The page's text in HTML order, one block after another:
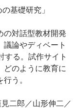
基礎研究」
の対話型教材開発
論やディベート
する。試作サイト
どのように教育に
う。
二郎／山形伸二／